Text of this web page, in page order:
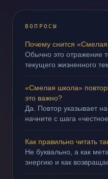
ВОПРОСЫ
Почему снится
Обычно это
текущего жизненного
«Смелая школа»
это важно?
Да. Повтор указывает
начните с шага
Как правильно читать
Не буквально, а как
энергию и как